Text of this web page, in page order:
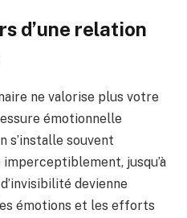
d’une relation
ne valorise plus votre
émotionnelle
s’installe souvent
jusqu’à
devienne
émotions et les efforts